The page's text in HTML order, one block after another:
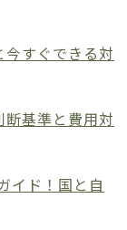
すぐできる対
基準と費用対
イド！国と自